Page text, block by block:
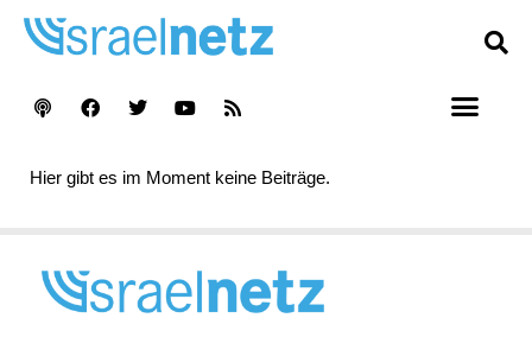
Hier gibt es im Moment keine Beiträge.